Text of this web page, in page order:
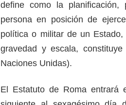
define como la planificación,
persona en posición de
política o militar de un
gravedad y escala,
Naciones Unidas).
El Estatuto de Roma